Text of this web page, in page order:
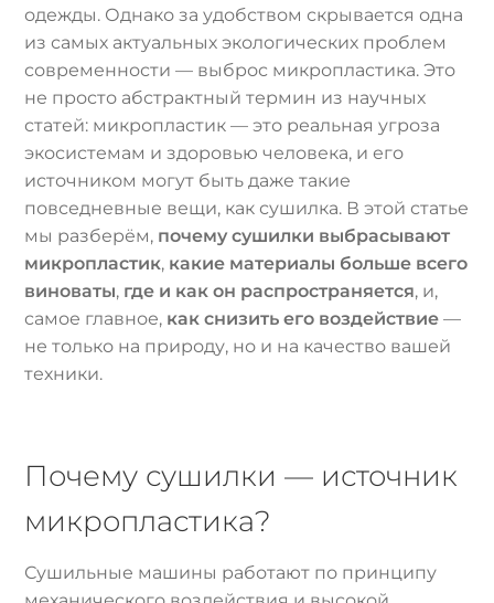
одежды. Однако за удобством скрывается одна
из самых актуальных экологических проблем
современности — выброс микропластика. Это
не просто абстрактный термин из научных
статей: микропластик — это реальная угроза
экосистемам и здоровью человека, и его
источником могут быть даже такие
повседневные вещи, как сушилка. В этой статье
мы разберём, почему сушилки выбрасывают
микропластик, какие материалы больше всего
виноваты, где и как он распространяется, и,
самое главное, как снизить его воздействие —
не только на природу, но и на качество вашей
техники.
Почему сушилки — источник
микропластика?
Сушильные машины работают по принципу